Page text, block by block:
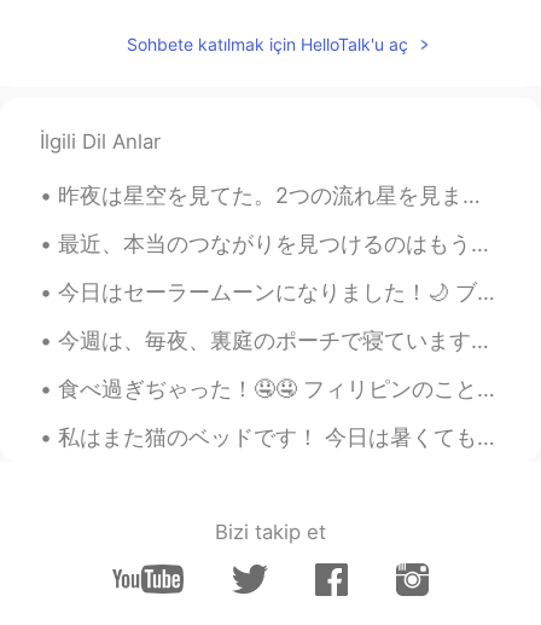
@masaame
ジェッサ民 2019.10.21 12:13
ENPH TL JP
@Miyuki Exactly!
Hiday 2019.10.21 03:58
2019.10.21 03:56
EN
Sohbete katılmak için HelloTalk'u aç
İlgili Dil Anlar
昨夜は星空を見てた。2つの流れ星を見ました！超早かったから望みをできなかった。 太陽は星ですね。十億の星があるから、地球みたいな世界がいくつあるのかな？ ー 明日からまた仕事です。ちょっと悲...
最近、本当のつながりを見つけるのはもう難しい。人々は本当にお互いに話しないし、ただお互いを楽しませるかな？実質的な会話がない。本当の興味あまりがない。全ては、ただのゲームで、勝つのことばかりが大...
今日はセーラームーンになりました！🌙 ブロンドの髪は私に全然合わなくても、セーラームーンの制服が一番可愛いだから、セーラームンを選びました。髪の本当の色は黒だからセーラーマーズになる方がいい...
今週は、毎夜、裏庭のポーチで寝ています。実は、仕事中にここで寝ちゃった。あとは、ポーチで寝るのは好きになりました。 天気がとても気持ちいい！キャンプみたい。 他の猫と新しい子猫ちゃん(モモちゃん...
食べ過ぎぢゃった！🤤🤤 フィリピンのことを知ってる人へ、これらのフィリピンの食べ物の名前を知ってますか？ 大体、みんなは食べるこどが好きですが、フィリピン人が一番食べるのが好きだと思います❗️...
私はまた猫のベッドです！ 今日は暑くても、まだ厚い毛布で自分を覆っています。だから、毛布を使用できるのために、サーモスタットの温度はとても寒い。笑笑 めっちゃcounterintuitiveで...
Bizi takip et